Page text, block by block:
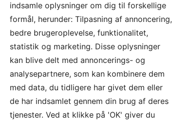
indsamle oplysninger om dig til forskellige
formål, herunder: Tilpasning af annoncering,
bedre brugeroplevelse, funktionalitet,
statistik og marketing. Disse oplysninger
kan blive delt med annoncerings- og
analysepartnere, som kan kombinere dem
med data, du tidligere har givet dem eller
de har indsamlet gennem din brug af deres
tjenester. Ved at klikke på 'OK' giver du